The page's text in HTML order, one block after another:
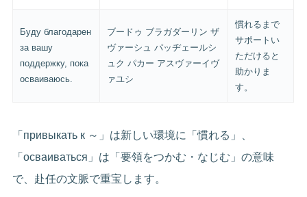
Буду благодарен
за вашу
поддержку, пока
осваиваюсь.
ブードゥ ブラガダーリン ザ
ヴァーシュ パッヂェールシ
ュク パカー アスヴァーイヴ
ァユシ
慣れるまで
サポートい
ただけると
助かりま
す。
「привыкать к ～」は新しい環境に「慣れる」、
「осваиваться」は「要領をつかむ・なじむ」の意味
で、赴任の文脈で重宝します。